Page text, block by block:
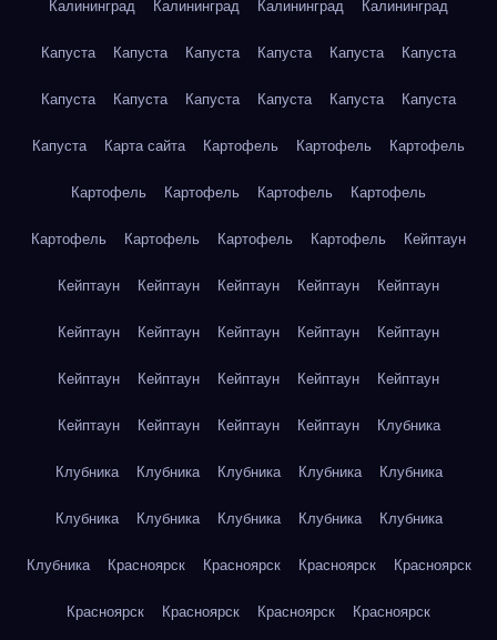
Калининград Калининград Калининград Калининград
Капуста Капуста Капуста Капуста Капуста Капуста
Капуста Капуста Капуста Капуста Капуста Капуста
Капуста Карта сайта Картофель Картофель Картофель
Картофель Картофель Картофель Картофель
Картофель Картофель Картофель Картофель Кейптаун
Кейптаун Кейптаун Кейптаун Кейптаун Кейптаун
Кейптаун Кейптаун Кейптаун Кейптаун Кейптаун
Кейптаун Кейптаун Кейптаун Кейптаун Кейптаун
Кейптаун Кейптаун Кейптаун Кейптаун Клубника
Клубника Клубника Клубника Клубника Клубника
Клубника Клубника Клубника Клубника Клубника
Клубника Красноярск Красноярск Красноярск Красноярск
Красноярск Красноярск Красноярск Красноярск